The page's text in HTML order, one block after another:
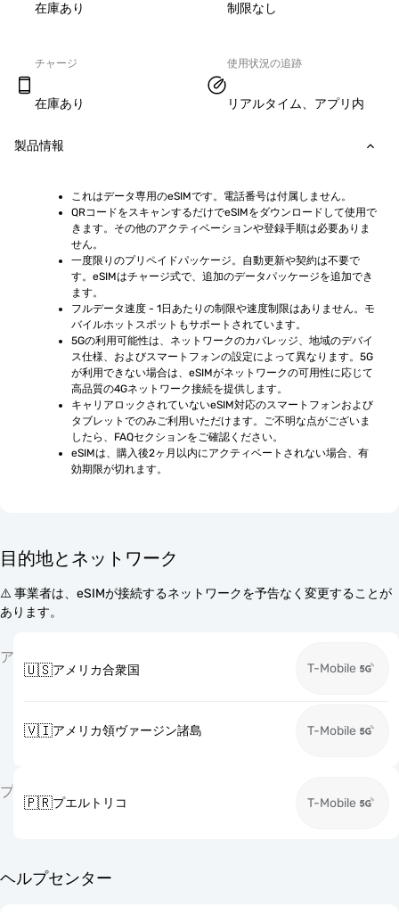
在庫あり 制限なし
チャージ
在庫あり
使用状況の追跡
リアルタイム、アプリ内
製品情報
これはデータ専用のeSIMです。電話番号は付属しません。
QRコードをスキャンするだけでeSIMをダウンロードして使用で
きます。その他のアクティベーションや登録手順は必要ありま
せん。
一度限りのプリペイドパッケージ。自動更新や契約は不要で
す。eSIMはチャージ式で、追加のデータパッケージを追加でき
ます。
フルデータ速度 - 1日あたりの制限や速度制限はありません。モ
バイルホットスポットもサポートされています。
5Gの利用可能性は、ネットワークのカバレッジ、地域のデバイ
ス仕様、およびスマートフォンの設定によって異なります。5G
が利用できない場合は、eSIMがネットワークの可用性に応じて
高品質の4Gネットワーク接続を提供します。
キャリアロックされていないeSIM対応のスマートフォンおよび
タブレットでのみご利用いただけます。ご不明な点がございま
したら、FAQセクションをご確認ください。
eSIMは、購入後2ヶ月以内にアクティベートされない場合、有
効期限が切れます。
目的地とネットワーク
⚠️ 事業者は、eSIMが接続するネットワークを予告なく変更することが
あります。
ア
🇺🇸アメリカ合衆国 T-Mobile
🇻🇮アメリカ領ヴァージン諸島 T-Mobile
プ
🇵🇷プエルトリコ T-Mobile
ヘルプセンター